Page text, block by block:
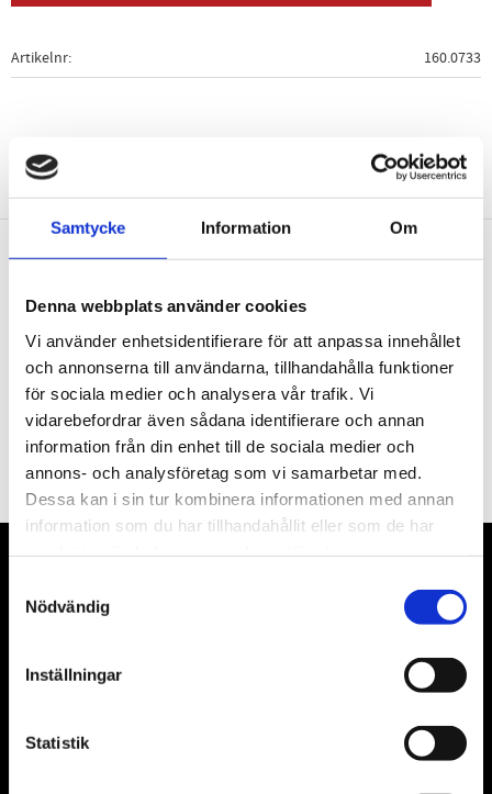
Samtycke Information Om
Denna webbplats använder cookies
Vi använder enhetsidentifierare för att anpassa innehållet
och annonserna till användarna, tillhandahålla funktioner
för sociala medier och analysera vår trafik. Vi
vidarebefordrar även sådana identifierare och annan
information från din enhet till de sociala medier och
annons- och analysföretag som vi samarbetar med.
Dessa kan i sin tur kombinera informationen med annan
information som du har tillhandahållit eller som de har
Nödvändig
Inställningar
Statistik
Artikelnr 160.0733
Nyhetsbrev
PRENUMERERA
Dina personuppgifter behandlas i enlighet med vårintegritetspolicy
Våra främsta leverantörer är KS Tools verktyg, ATH billyftar
& däckmaskiner och Master luftmaskiner. Kontakta oss
gärna om vad som helst då vi gör vårt yttersta för att hjälpa